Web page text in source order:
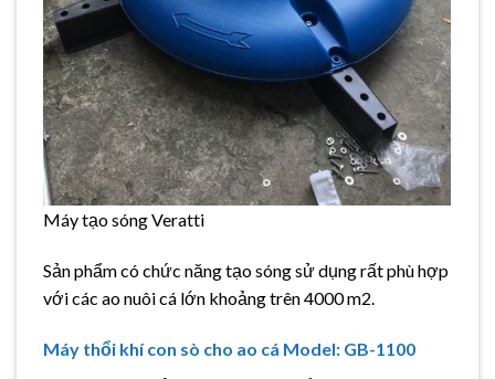
Máy tạo sóng Veratti
Sản phẩm có chức năng tạo sóng sử dụng rất phù hợp
với các ao nuôi cá lớn khoảng trên 4000 m2.
Máy thổi khí con sò cho ao cá Model: GB-1100